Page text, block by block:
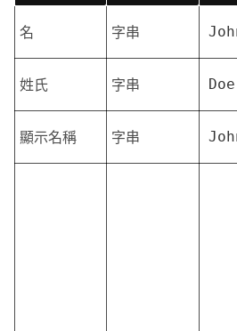
名 字串
姓氏 字串 Doe
顯示名稱 字串